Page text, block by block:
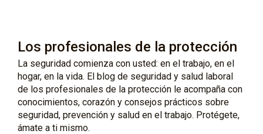
Los profesionales de la protección
La seguridad comienza con usted: en el trabajo, en el
hogar, en la vida. El blog de seguridad y salud laboral
de los profesionales de la protección le acompaña con
conocimientos, corazón y consejos prácticos sobre
seguridad, prevención y salud en el trabajo. Protégete,
ámate a ti mismo.